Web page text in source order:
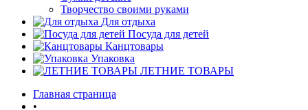
Творчество своими руками
Для отдыха
Посуда для детей
Канцтовары
Упаковка
ЛЕТНИЕ ТОВАРЫ
Главная страница
•